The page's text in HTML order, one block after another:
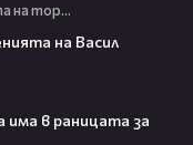
Черешката на тортата
на Васил
има в раницата за